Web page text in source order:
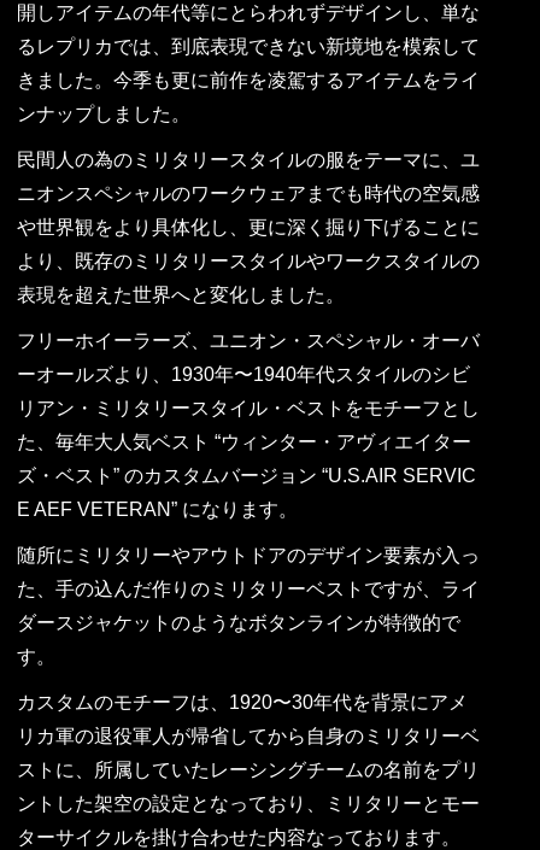
開しアイテムの年代等にとらわれずデザインし、単な
るレプリカでは、到底表現できない新境地を模索して
きました。今季も更に前作を凌駕するアイテムをライ
ンナップしました。
民間人の為のミリタリースタイルの服をテーマに、ユ
ニオンスペシャルのワークウェアまでも時代の空気感
や世界観をより具体化し、更に深く掘り下げることに
より、既存のミリタリースタイルやワークスタイルの
表現を超えた世界へと変化しました。
フリーホイーラーズ、ユニオン・スペシャル・オーバ
ーオールズより、1930年〜1940年代スタイルのシビ
リアン・ミリタリースタイル・ベストをモチーフとし
た、毎年大人気ベスト “ウィンター・アヴィエイター
ズ・ベスト” のカスタムバージョン “U.S.AIR SERVIC
E AEF VETERAN” になります。
随所にミリタリーやアウトドアのデザイン要素が入っ
た、手の込んだ作りのミリタリーベストですが、ライ
ダースジャケットのようなボタンラインが特徴的で
す。
カスタムのモチーフは、1920〜30年代を背景にアメ
リカ軍の退役軍人が帰省してから自身のミリタリーベ
ストに、所属していたレーシングチームの名前をプリ
ントした架空の設定となっており、ミリタリーとモー
ターサイクルを掛け合わせた内容なっております。